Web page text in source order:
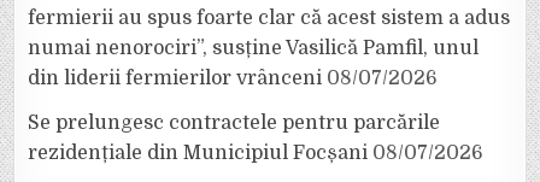
fermierii au spus foarte clar că acest sistem a adus
numai nenorociri”, susține Vasilică Pamfil, unul
din liderii fermierilor vrânceni 08/07/2026
Se prelungesc contractele pentru parcările
rezidențiale din Municipiul Focșani 08/07/2026